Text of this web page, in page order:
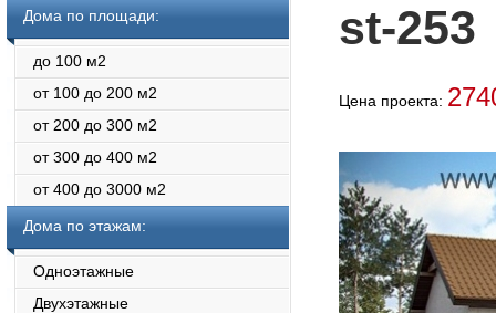
Дома по площади:
до 100 м2
от 100 до 200 м2
от 200 до 300 м2
от 300 до 400 м2
от 400 до 3000 м2
Дома по этажам:
Одноэтажные
Двухэтажные
st-253
Цена проекта: